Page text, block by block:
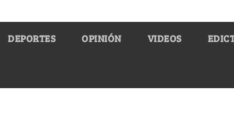
DEPORTES OPINIÓN VIDEOS